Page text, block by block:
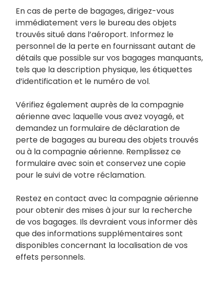
En cas de perte de bagages, dirigez-vous
immédiatement vers le bureau des objets
trouvés situé dans l’aéroport. Informez le
personnel de la perte en fournissant autant de
détails que possible sur vos bagages manquants,
tels que la description physique, les étiquettes
d’identification et le numéro de vol.
Vérifiez également auprès de la compagnie
aérienne avec laquelle vous avez voyagé, et
demandez un formulaire de déclaration de
perte de bagages au bureau des objets trouvés
ou à la compagnie aérienne. Remplissez ce
formulaire avec soin et conservez une copie
pour le suivi de votre réclamation.
Restez en contact avec la compagnie aérienne
pour obtenir des mises à jour sur la recherche
de vos bagages. Ils devraient vous informer dès
que des informations supplémentaires sont
disponibles concernant la localisation de vos
effets personnels.